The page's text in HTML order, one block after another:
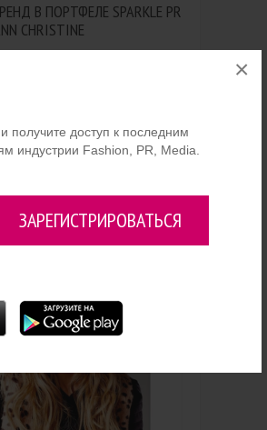
получите доступ к последним
индустрии Fashion, PR, Media.
ЗАРЕГИСТРИРОВАТЬСЯ
×
В ПОРТФЕЛЕ SPARKLE PR
CHRISTINE
стало официальным
информацией, а также
предоставления вещей на